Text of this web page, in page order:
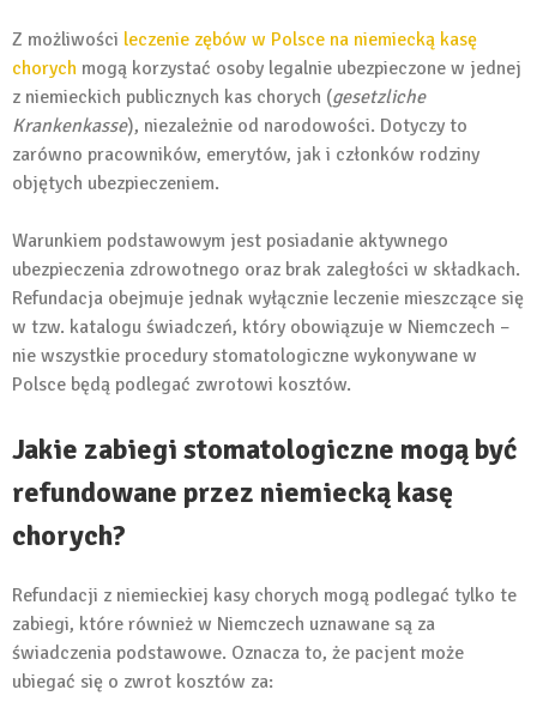
Z możliwości leczenie zębów w Polsce na niemiecką kasę
chorych mogą korzystać osoby legalnie ubezpieczone w jednej
z niemieckich publicznych kas chorych (gesetzliche
Krankenkasse), niezależnie od narodowości. Dotyczy to
zarówno pracowników, emerytów, jak i członków rodziny
objętych ubezpieczeniem.
Warunkiem podstawowym jest posiadanie aktywnego
ubezpieczenia zdrowotnego oraz brak zaległości w składkach.
Refundacja obejmuje jednak wyłącznie leczenie mieszczące się
w tzw. katalogu świadczeń, który obowiązuje w Niemczech –
nie wszystkie procedury stomatologiczne wykonywane w
Polsce będą podlegać zwrotowi kosztów.
Jakie zabiegi stomatologiczne mogą być
refundowane przez niemiecką kasę
chorych?
Refundacji z niemieckiej kasy chorych mogą podlegać tylko te
zabiegi, które również w Niemczech uznawane są za
świadczenia podstawowe. Oznacza to, że pacjent może
ubiegać się o zwrot kosztów za: